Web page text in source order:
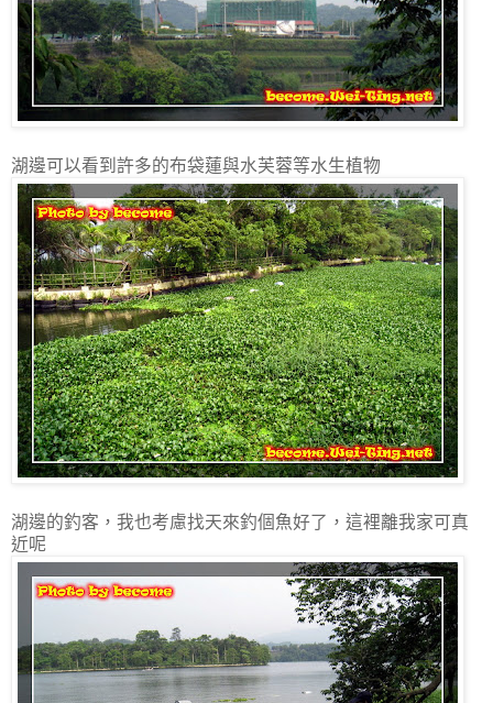
湖邊可以看到許多的布袋蓮與水芙蓉等水生植物
湖邊的釣客，我也考慮找天來釣個魚好了，這裡離我家可真
近呢